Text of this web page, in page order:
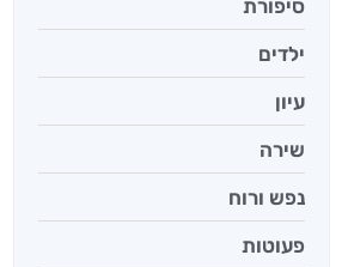
סיפורת
ילדים
עיון
שירה
נפש ורוח
פעוטות